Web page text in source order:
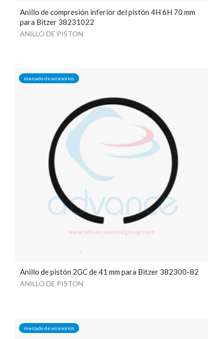
Anillo de compresión inferior del pistón 4H 6H 70 mm
para Bitzer 38231022
ANILLO DE PISTON
mercado de accesorios
Anillo de pistón 2GC de 41 mm para Bitzer 382300-82
ANILLO DE PISTON
mercado de accesorios